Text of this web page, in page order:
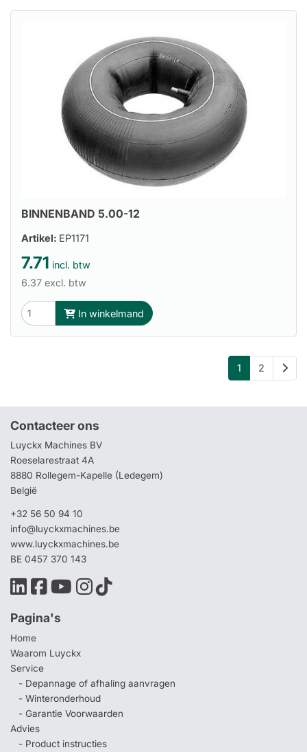
BINNENBAND 5.00-12
Artikel: EP1171
7.71 incl. btw
6.37 excl. btw
In winkelmand
1 2
Contacteer ons
Luyckx Machines BV
Roeselarestraat 4A
8880 Rollegem-Kapelle (Ledegem)
België
+32 56 50 94 10
info@luyckxmachines.be
www.luyckxmachines.be
BE 0457 370 143
Pagina's
Home
Waarom Luyckx
Service
- Depannage of afhaling aanvragen
- Winteronderhoud
- Garantie Voorwaarden
Advies
- Product instructies